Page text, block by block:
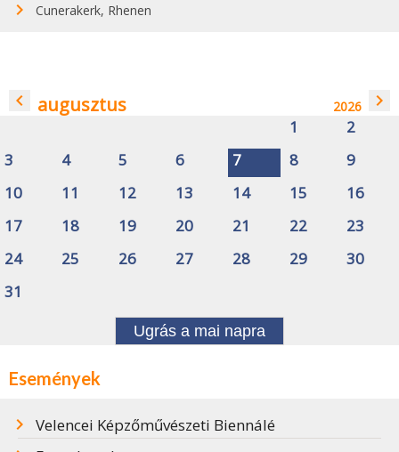
Cunerakerk, Rhenen
navigate_before augusztus 2026 navigate_next
1
2
3
4 5 6 7 8
9
10
11 12 13 14 15
16
17
18 19 20 21 22
23
24
25 26 27 28 29
30
31
Ugrás a mai napra
Események
Velencei Képzőművészeti Biennálé